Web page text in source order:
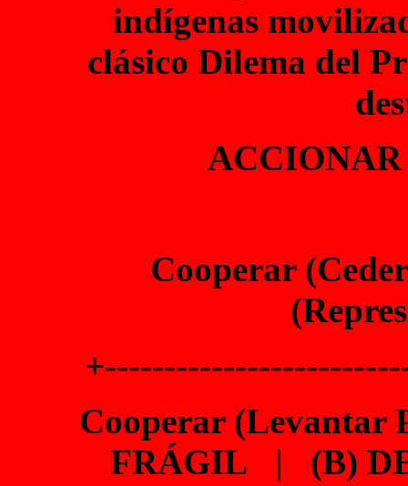
indígenas
clásico Dilema del
Cooperar
Cooperar
FRÁGIL | (B)